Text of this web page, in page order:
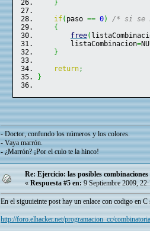
}
if( paso == 0)
/* si se
{
free(
listaCombinacion=
}
return;
}
- Doctor, confundo los números y los colores.
- Vaya marrón.
- ¿Marrón? ¡Por el culo te la hinco!
Re: Ejercicio: las posibles
« Respuesta #5 en: 9 Septiembre 2009,
En el siguuieinte post hay un enlace con codigo en C
http://foro.elhacker.net/programacion_cc/